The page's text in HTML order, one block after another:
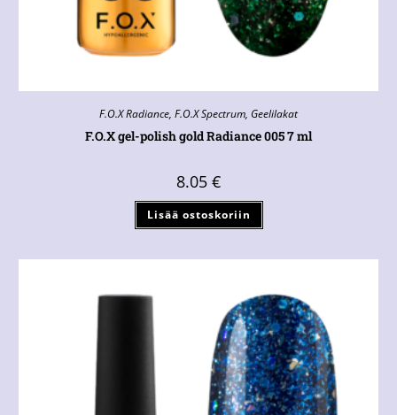
F.O.X Radiance, F.O.X Spectrum, Geelilakat
F.O.X gel-polish gold Radiance 005 7 ml
8.05 €
Lisää ostoskoriin